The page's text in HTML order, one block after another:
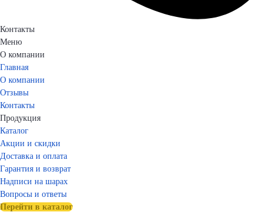
Контакты
Меню
О компании
Главная
О компании
Отзывы
Контакты
Продукция
Каталог
Акции и скидки
Доставка и оплата
Гарантия и возврат
Надписи на шарах
Вопросы и ответы
Перейти в каталог